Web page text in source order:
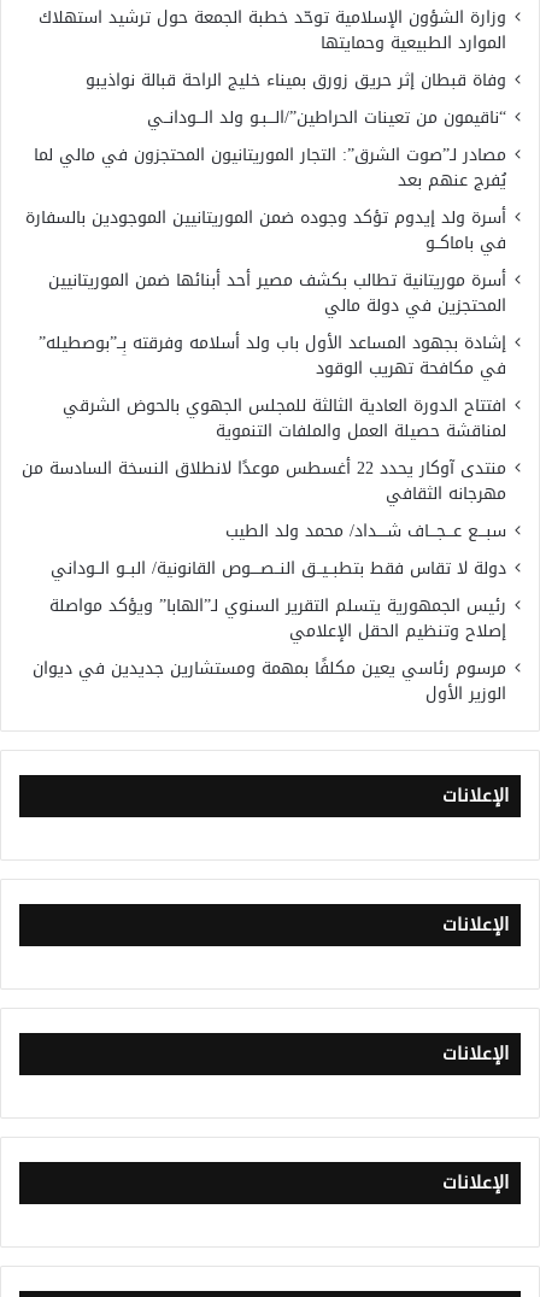
وزارة الشؤون الإسلامية توحّد خطبة الجمعة حول ترشيد استهلاك
الموارد الطبيعية وحمايتها
وفاة قبطان إثر حريق زورق بميناء خليج الراحة قبالة نواذيبو
“ناقيمون من تعينات الحراطين”/الـــبـو ولد الـــودانــي
مصادر لـ”صوت الشرق”: التجار الموريتانيون المحتجزون في مالي لما
يُفرج عنهم بعد
أسرة ولد إيدوم تؤكد وجوده ضمن الموريتانيين الموجودين بالسفارة
في باماكــو
أسرة موريتانية تطالب بكشف مصير أحد أبنائها ضمن الموريتانيين
المحتجزين في دولة مالي
إشادة بجهود المساعد الأول باب ولد أسلامه وفرقته بِــ”بوصطيله”
في مكافحة تهريب الوقود
افتتاح الدورة العادية الثالثة للمجلس الجهوي بالحوض الشرقي
لمناقشة حصيلة العمل والملفات التنموية
منتدى آوكار يحدد 22 أغسطس موعدًا لانطلاق النسخة السادسة من
مهرجانه الثقافي
سبـــع عـــجـــاف شــــداد/ محمد ولد الطيب
دولة لا تقاس فقط بتطبــيــق النــصــــوص القانونية/ البــو الــوداني
رئيس الجمهورية يتسلم التقرير السنوي لـ”الهابا” ويؤكد مواصلة
إصلاح وتنظيم الحقل الإعلامي
مرسوم رئاسي يعين مكلفًا بمهمة ومستشارين جديدين في ديوان
الوزير الأول
الإعلانات
الإعلانات
الإعلانات
الإعلانات